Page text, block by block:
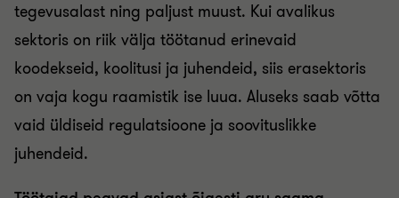
tegevusalast ning paljust muust. Kui avalikus
sektoris on riik välja töötanud erinevaid
koodekseid, koolitusi ja juhendeid, siis erasektoris
on vaja kogu raamistik ise luua. Aluseks saab võtta
vaid üldiseid regulatsioone ja soovituslikke
juhendeid.